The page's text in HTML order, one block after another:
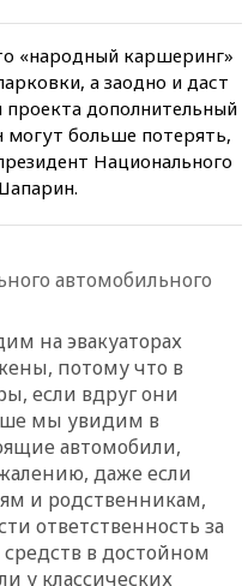
«народный каршеринг»
а заодно и даст
дополнительный
больше потерять,
Национального
автомобильного
на эвакуаторах
потому что в
если вдруг они
мы увидим в
автомобили,
даже если
и родственникам,
ответственность за
в достойном
у классических